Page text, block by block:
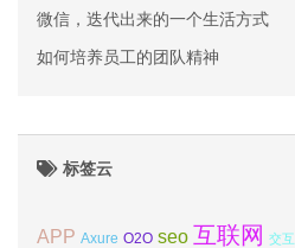
微信，迭代出来的一个生活方式
如何培养员工的团队精神
标签云
APP Axure O2O seo 互联网 交互